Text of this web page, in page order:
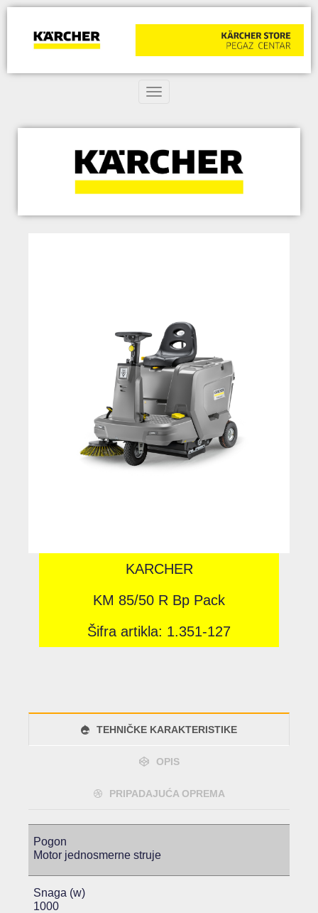
Toggle navigation
KARCHER
KM 85/50 R Bp Pack
Šifra artikla: 1.351-127
TEHNIČKE KARAKTERISTIKE
OPIS
PRIPADAJUĆA OPREMA
Pogon
Motor jednosmerne struje
Snaga (w)
1000